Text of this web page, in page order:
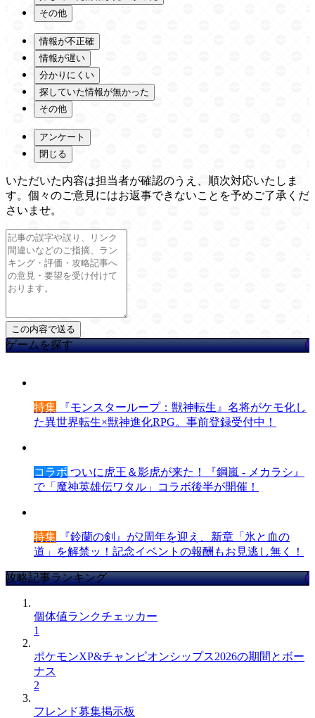
その他
情報が不正確
情報が遅い
分かりにくい
探していた情報が無かった
その他
アンケート
閉じる
いただいた内容は担当者が確認のうえ、順次対応いたしま
す。個々のご意見にはお返事できないことを予めご了承くだ
さいませ。
ゲームを探す
特集 『モンスターループ：獣神転生』名将がケモ化し
た異世界転生×獣神進化RPG。事前登録受付中！
コラボ ついに虎王＆影虎が来た！『鋼嵐 - メカラシ』
で「魔神英雄伝ワタル」コラボ後半が開催！
特集 『鈴蘭の剣』が2周年を迎え、新章「氷と血の
道」を解禁ッ！記念イベントの報酬もお見逃し無く！
攻略記事ランキング
個体値ランクチェッカー
1
ポケモンXP&チャンピオンシップス2026の期間とボー
ナス
2
フレンド募集掲示板